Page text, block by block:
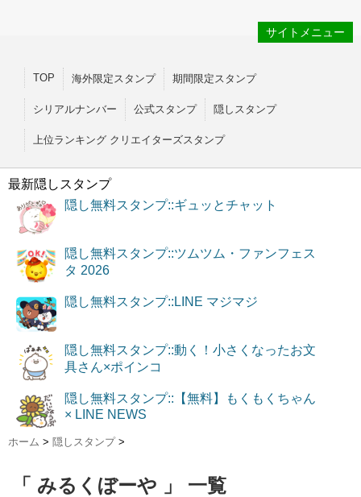
サイトメニュー
TOP 海外限定スタンプ 期間限定スタンプ
シリアルナンバー 公式スタンプ 隠しスタンプ
上位ランキング クリエイターズスタンプ
最新隠しスタンプ
隠し無料スタンプ::ギュッとチャット
隠し無料スタンプ::ツムツム・ファンフェス
タ 2026
隠し無料スタンプ::LINE マジマジ
隠し無料スタンプ::動く！小さくなったお文
具さん×ポインコ
隠し無料スタンプ::【無料】もくもくちゃん
× LINE NEWS
ホーム > 隠しスタンプ >
「 みるくぼーや 」 一覧